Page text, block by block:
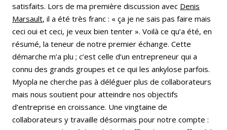
satisfaits. Lors de ma première discussion avec Denis
Marsault, il a été très franc : « ça je ne sais pas faire mais
ceci oui et ceci, je veux bien tenter ». Voilà ce qu’a été, en
résumé, la teneur de notre premier échange. Cette
démarche m’a plu ; c’est celle d’un entrepreneur qui a
connu des grands groupes et ce qui les ankylose parfois.
Myopla ne cherche pas à déléguer plus de collaborateurs
mais nous soutient pour atteindre nos objectifs
d’entreprise en croissance. Une vingtaine de
collaborateurs y travaille désormais pour notre compte :